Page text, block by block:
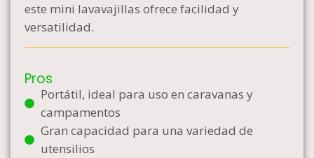
este mini lavavajillas ofrece facilidad y
versatilidad.
Pros
Portátil, ideal para uso en caravanas y
campamentos
Gran capacidad para una variedad de
utensilios